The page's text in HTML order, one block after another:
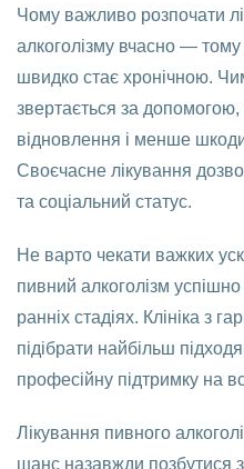
Чому важливо розпочати
алкоголізму вчасно —
швидко стає хронічною.
звертається за
відновлення і менше
Своєчасне лікування
та соціальний статус.
Не варто чекати важких
пивний алкоголізм успішно
ранніх стадіях. Клініка з
підібрати найбільш
професійну підтримку на
Лікування пивного
шанс назавжди позбутися